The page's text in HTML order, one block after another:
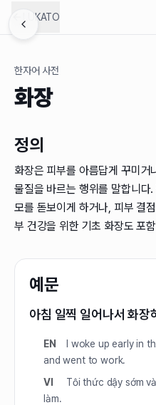
LUKATO
한자어 사전
화장
정의
화장은 피부를 아름답게 꾸미거
물질을 바르는 행위를 말합니다
모를 돋보이게 하거나, 피부 결
부 건강을 위한 기초 화장도 포
예문
아침 일찍 일어나서 화장
EN
I woke up early in
and went to work.
VI
Tôi thức dậy sớm
làm.